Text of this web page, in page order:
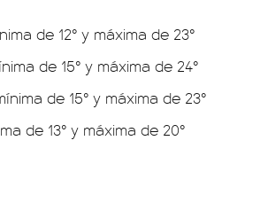
de 12° y máxima de 23°
de 15° y máxima de 24°
de 15° y máxima de 23°
de 13° y máxima de 20°